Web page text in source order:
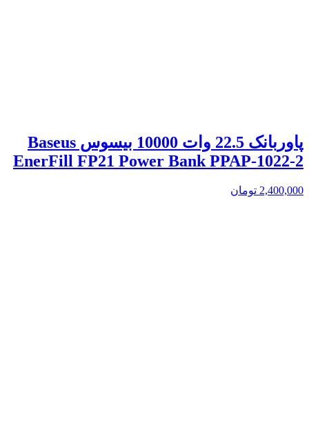
پاوربانک 22.5 وات 10000 بیسوس Baseus
EnerFill FP21 Power Bank PPAP-1022-2
2,400,000 تومان